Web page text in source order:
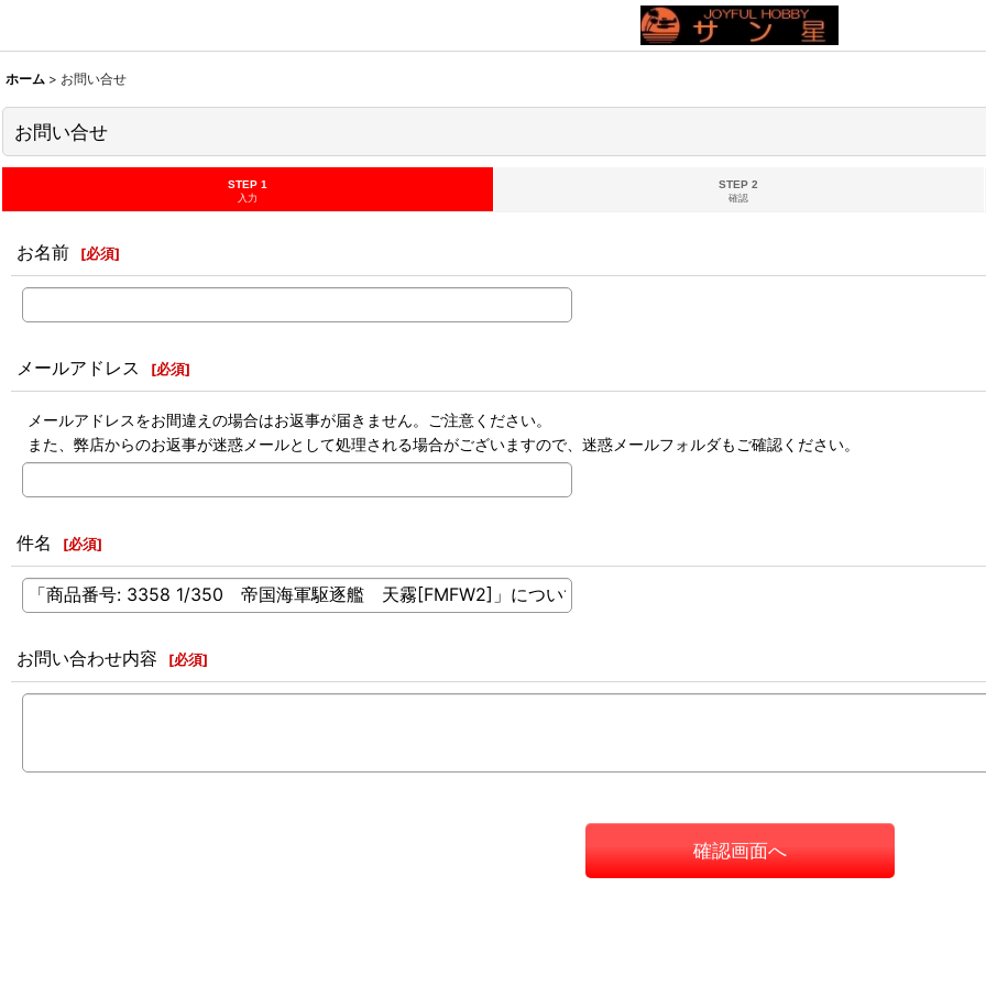
ホーム > お問い合せ
お問い合せ
STEP 1
入力
STEP 2
確認
お名前 [必須]
メールアドレス [必須]
メールアドレスをお間違えの場合はお返事が届きません。ご注意ください。
また、弊店からのお返事が迷惑メールとして処理される場合がございますので、迷惑メールフォルダもご確認ください。
件名 [必須]
お問い合わせ内容 [必須]
確認画面へ